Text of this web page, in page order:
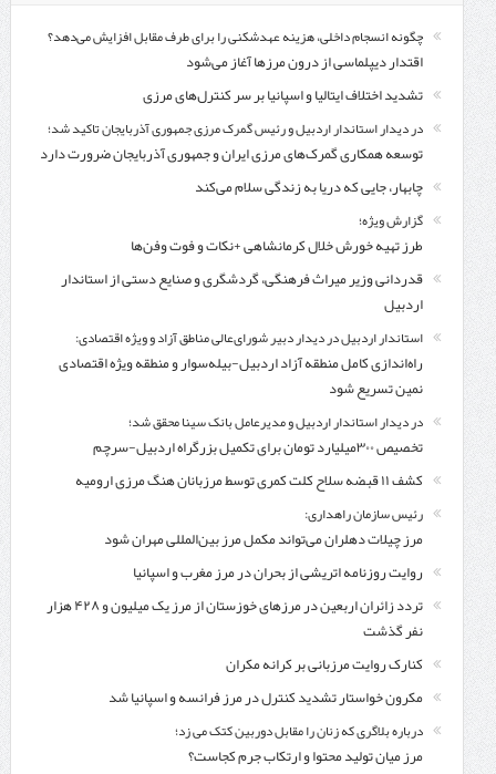
چگونه انسجام داخلی، هزینه عهدشکنی را برای طرف مقابل افزایش می‌دهد؟
اقتدار دیپلماسی از درون مرزها آغاز می‌شود
تشدید اختلاف ایتالیا و اسپانیا بر سر کنترل‌های مرزی
در دیدار استاندار اردبیل و رئیس گمرک مرزی جمهوری آذربایجان تاکید شد؛
توسعه همکاری گمرک‌های مرزی ایران و جمهوری آذربایجان ضرورت دارد
چابهار، جایی که دریا به زندگی سلام می‌کند
گزارش ویژه؛
طرز تهیه خورش خلال کرمانشاهی +نکات و فوت وفن‌ها
قدردانی وزیر میراث فرهنگی، گردشگری و صنایع دستی از استاندار
اردبیل
استاندار اردبیل در دیدار دبیر شورای‌عالی مناطق آزاد و ویژه اقتصادی:
راه‌اندازی کامل منطقه آزاد اردبیل-بیله‌سوار و منطقه ویژه اقتصادی
نمین تسریع شود
در دیدار استاندار اردبیل و مدیرعامل بانک سینا محقق شد؛
تخصیص ۳۰۰میلیارد تومان برای تکمیل بزرگراه اردبیل-سرچم
کشف ۱۱ قبضه سلاح کلت کمری توسط مرزبانان هنگ مرزی ارومیه
رئیس سازمان راهداری:
مرز چیلات دهلران می‌تواند مکمل مرز بین‌المللی مهران شود
روایت روزنامه اتریشی از بحران در مرز مغرب و اسپانیا
تردد زائران اربعین در مرزهای خوزستان از مرز یک میلیون و ۴۲۸ هزار
نفر گذشت
کنارک روایت مرزبانی بر کرانه مکران
مکرون خواستار تشدید کنترل‌ در مرز فرانسه و اسپانیا شد
درباره بلاگری که زنان را مقابل دوربین کتک می زد؛
مرز میان تولید محتوا و ارتکاب جرم کجاست؟